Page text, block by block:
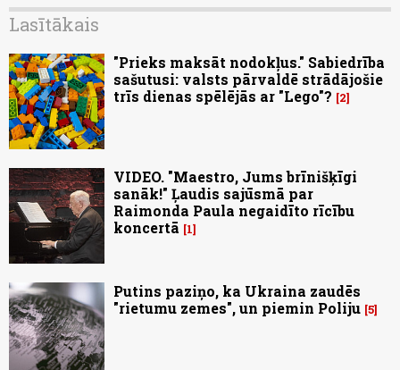
Lasītākais
"Prieks maksāt nodokļus." Sabiedrība
sašutusi: valsts pārvaldē strādājošie
trīs dienas spēlējās ar "Lego"?
2
VIDEO. "Maestro, Jums brīnišķīgi
sanāk!" Ļaudis sajūsmā par
Raimonda Paula negaidīto rīcību
koncertā
1
Putins paziņo, ka Ukraina zaudēs
"rietumu zemes", un piemin Poliju 5